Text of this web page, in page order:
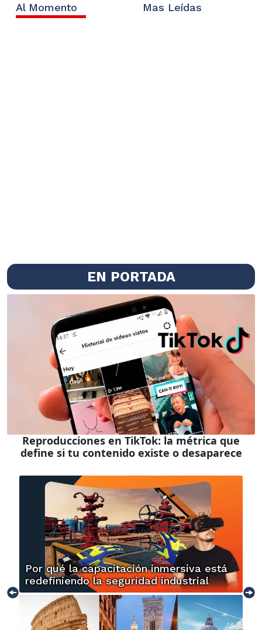
Al Momento Mas Leídas
EN PORTADA
Reproducciones en TikTok: la métrica que
define si tu contenido existe o desaparece
Por qué la capacitación inmersiva está
redefiniendo la seguridad industrial